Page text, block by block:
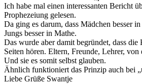
Ich habe mal einen interessanten Bericht
Prophezeiung gelesen.
Da ging es darum, dass Mädchen besser
Jungs besser in Mathe.
Das wurde aber damit begründet, dass
Seiten hören. Eltern, Freunde, Lehrer, von
Und sie es somit selbst glauben.
Ähnlich funktioniert das Prinzip auch bei
Liebe Grüße Swantje